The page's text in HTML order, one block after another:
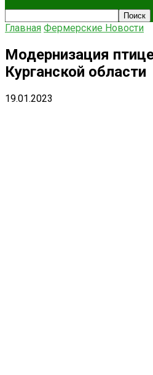
Главная Фермерские Новости
Модернизация
Курганской области
19.01.2023